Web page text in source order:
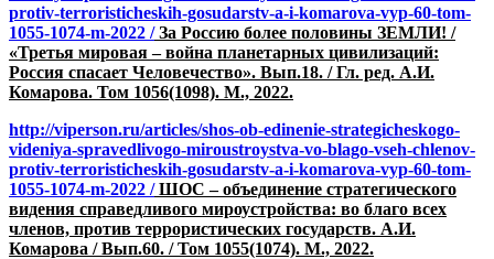
protiv-terroristicheskih-gosudarstv-a-i-komarova-vyp-60-tom-
1055-1074-m-2022 /За Россию более половины ЗЕМЛИ! /
«Третья мировая – война планетарных цивилизаций:
Россия спасает Человечество». Вып.18. / Гл. ред. А.И.
Комарова. Том 1056(1098). М., 2022.
http://viperson.ru/articles/shos-ob-edinenie-strategicheskogo-
videniya-spravedlivogo-miroustroystva-vo-blago-vseh-chlenov-
protiv-terroristicheskih-gosudarstv-a-i-komarova-vyp-60-tom-
1055-1074-m-2022 /ШОС – объединение стратегического
видения справедливого мироустройства: во благо всех
членов, против террористических государств. А.И.
Комарова / Вып.60. / Том 1055(1074). М., 2022.